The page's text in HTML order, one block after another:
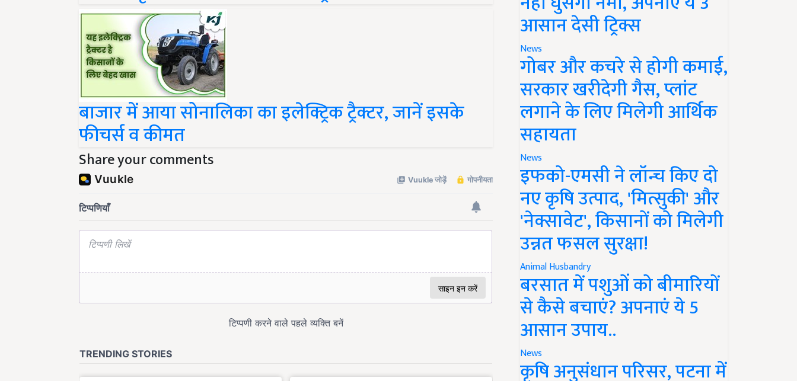
बाजार में आया सोनालिका का इलेक्ट्रिक ट्रैक्टर, जानें इसके
फीचर्स व कीमत
Share your comments
आसान देसी ट्रिक्स
News
गोबर और कचरे से होगी कमाई,
सरकार खरीदेगी गैस, प्लांट
लगाने के लिए मिलेगी आर्थिक
सहायता
News
इफको-एमसी ने लॉन्च किए दो
नए कृषि उत्पाद, 'मित्सुकी' और
'नेक्सावेट', किसानों को मिलेगी
उन्नत फसल सुरक्षा!
Animal Husbandry
बरसात में पशुओं को बीमारियों
से कैसे बचाएं? अपनाएं ये 5
आसान उपाय..
News
कृषि अनुसंधान परिसर, पटना में